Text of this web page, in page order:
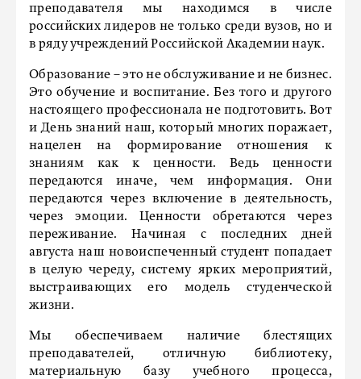
преподавателя мы находимся в числе
российских лидеров не только среди вузов, но и
в ряду учреждений Российской Академии наук.
Образование – это не обслуживание и не бизнес.
Это обучение и воспитание. Без того и другого
настоящего профессионала не подготовить. Вот
и День знаний наш, который многих поражает,
нацелен на формирование отношения к
знаниям как к ценности. Ведь ценности
передаются иначе, чем информация. Они
передаются через включение в деятельность,
через эмоции. Ценности обретаются через
переживание. Начиная с последних дней
августа наш новоиспеченный студент попадает
в целую череду, систему ярких мероприятий,
выстраивающих его модель студенческой
жизни.
Мы обеспечиваем наличие блестящих
преподавателей, отличную библиотеку,
материальную базу учебного процесса,